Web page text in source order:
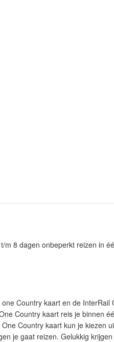
8 dagen onbeperkt reizen in
Country kaart en de InterRail
Country kaart reis je binnen
Country kaart kun je kiezen
je gaat reizen. Gelukkig